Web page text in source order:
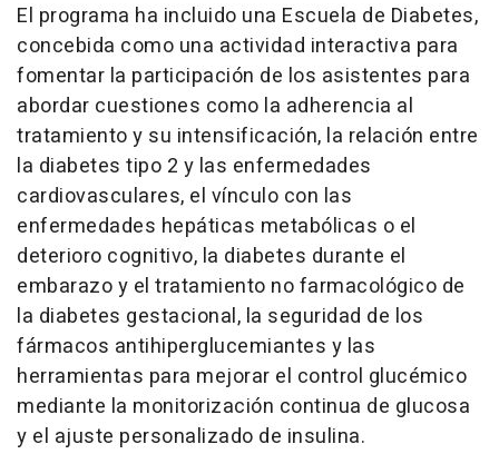
El programa ha incluido una Escuela de Diabetes,
concebida como una actividad interactiva para
fomentar la participación de los asistentes para
abordar cuestiones como la adherencia al
tratamiento y su intensificación, la relación entre
la diabetes tipo 2 y las enfermedades
cardiovasculares, el vínculo con las
enfermedades hepáticas metabólicas o el
deterioro cognitivo, la diabetes durante el
embarazo y el tratamiento no farmacológico de
la diabetes gestacional, la seguridad de los
fármacos antihiperglucemiantes y las
herramientas para mejorar el control glucémico
mediante la monitorización continua de glucosa
y el ajuste personalizado de insulina.